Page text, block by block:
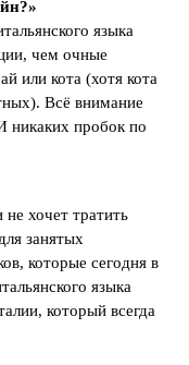
языка
чем очные
или кота (хотя кота
Всё внимание
никаких пробок по
хочет тратить
занятых
которые сегодня в
языка
который всегда